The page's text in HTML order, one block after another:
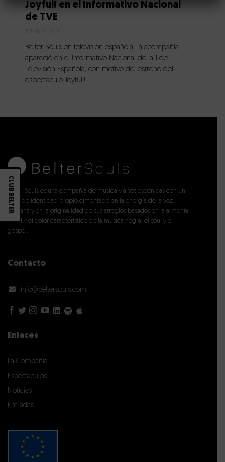
CLUB BELTER
Joyful! en el Informativo Nacional
de TVE
Belter Souls en televisión española La acompañía
apareció en el Informativo Nacional de la 1 de
Televisión Española, con motivo del estreno del
espectáculo Joyfull!
Belter Souls es una compañía de música y artes escénicas con un
sello de identidad propio cimentado en la energía de la voz
humana y en la originalidad de sus arreglos basados en la armonía
vocal y el color característico de la música negra, el soul y el
góspel.
Contacto
info@beltersouls.com
Enlaces
La Compañía
Espectáculos
Noticias
Entradas